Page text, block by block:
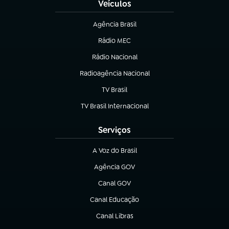
Veículos
Agência Brasil
(abre em nova aba)
Rádio MEC
Rádio Nacional
(abre em nova aba)
Radioagência Nacional
(abre em nova aba)
TV Brasil
(abre em nova aba)
TV Brasil Internacional
(abre em nova aba)
Serviços
A Voz do Brasil
(abre em nova aba)
Agência GOV
(abre em nova aba)
Canal GOV
(abre em nova aba)
Canal Educação
(abre em nova aba)
Canal Libras
(abre em nova aba)